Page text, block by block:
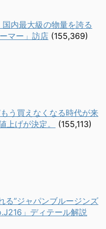
国内最大級の物量を誇る
マー」訪店 (155,369)
もう買えなくなる時代が来
上げが決定。
(155,113)
る”ジャパンブルージンズ
」ディテール解説